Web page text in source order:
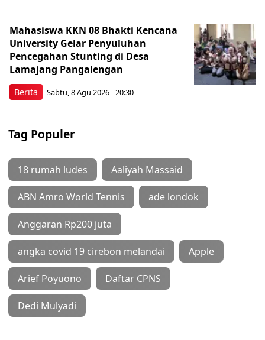
Berita
Mahasiswa KKN 08 Bhakti Kencana
University Gelar Penyuluhan
Pencegahan Stunting di Desa
Lamajang Pangalengan
Sabtu, 8 Agu 2026 - 20:30
Tag Populer
18 rumah ludes Aaliyah Massaid
ABN Amro World Tennis ade londok
Anggaran Rp200 juta
angka covid 19 cirebon melandai Apple
Arief Poyuono Daftar CPNS
Dedi Mulyadi